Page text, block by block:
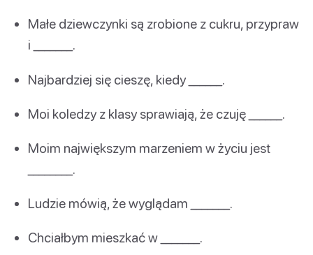
Małe dziewczynki są zrobione z cukru, przypraw
i _______.
Najbardziej się cieszę, kiedy ______.
Moi koledzy z klasy sprawiają, że czuję ______.
Moim największym marzeniem w życiu jest
________.
Ludzie mówią, że wyglądam _______.
Chciałbym mieszkać w _______.